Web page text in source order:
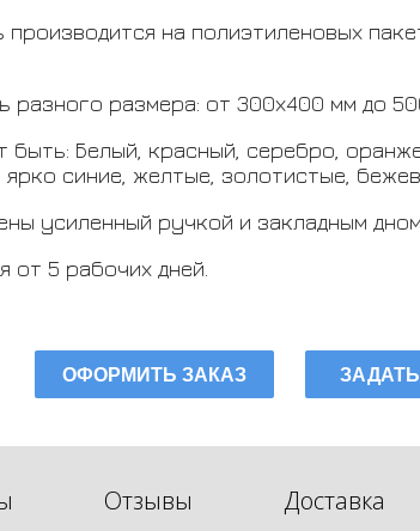
производится на полиэтиленовых
разного размера: от 300х400 мм до
быть: Белый, красный, серебро,
синие, желтые, золотистые,
усиленный ручкой и закладным
от 5 рабочих дней.
ОФОРМИТЬ ЗАКАЗ
Доставка
Отзывы